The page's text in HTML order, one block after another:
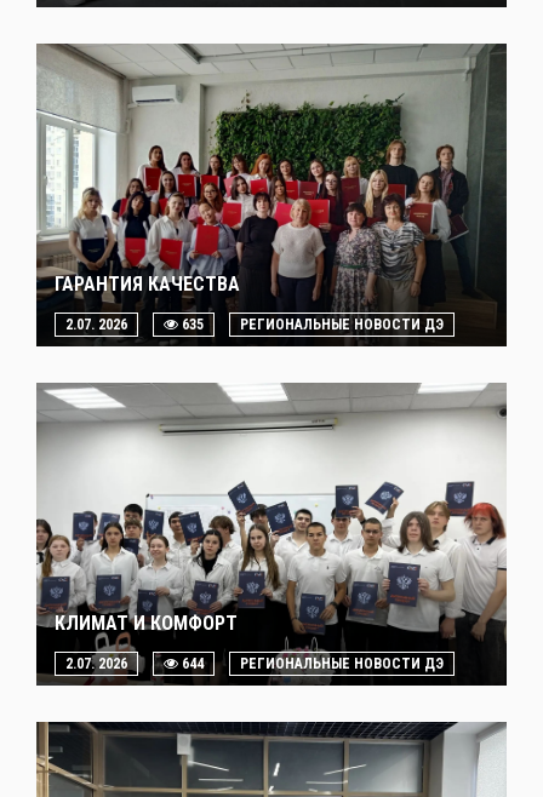
ГАРАНТИЯ КАЧЕСТВА
2.07. 2026 635 РЕГИОНАЛЬНЫЕ НОВОСТИ ДЭ
КЛИМАТ И КОМФОРТ
2.07. 2026 644 РЕГИОНАЛЬНЫЕ НОВОСТИ ДЭ